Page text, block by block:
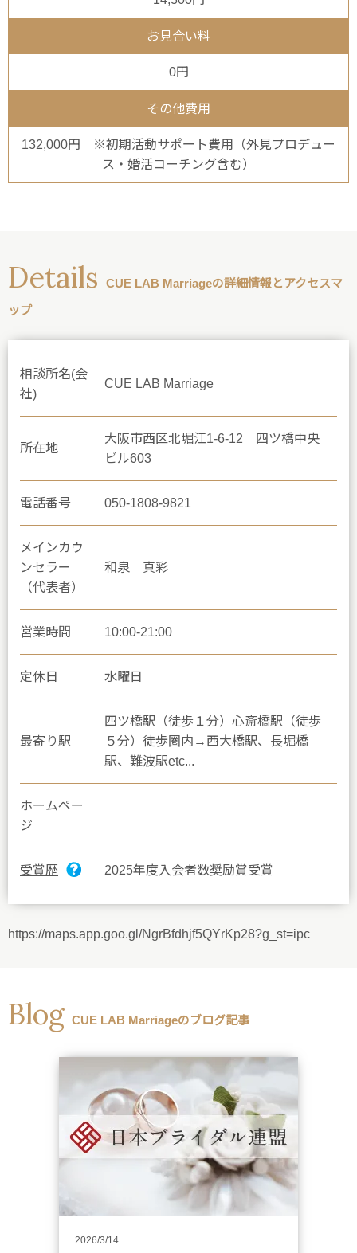
お見合い料
0円
その他費用
132,000円 ※初期活動サポート費用（外見プロデュー
ス・婚活コーチング含む）
Details
CUE LAB Marriageの詳細情報とアクセスマ
ップ
相談所名(会
社)
CUE LAB Marriage
所在地
大阪市西区北堀江1-6-12 四ツ橋中央
ビル603
電話番号 050-1808-9821
メインカウ
ンセラー
（代表者）
和泉 真彩
営業時間 10:00-21:00
定休日 水曜日
最寄り駅
四ツ橋駅（徒歩１分）心斎橋駅（徒歩
５分）徒歩圏内→西大橋駅、長堀橋
駅、難波駅etc...
ホームペー
ジ
受賞歴 2025年度入会者数奨励賞受賞
https://maps.app.goo.gl/NgrBfdhjf5QYrKp28?g_st=ipc
Blog CUE LAB Marriageのブログ記事
2026/3/14